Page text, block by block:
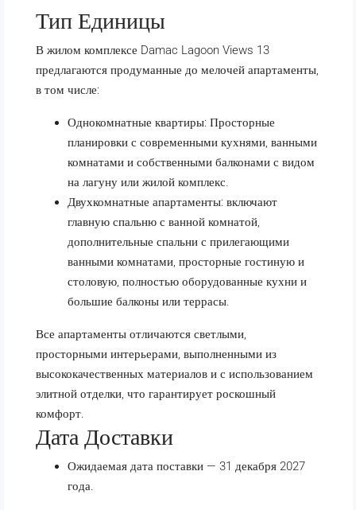
Тип Единицы
В жилом комплексе Damac Lagoon Views 13
предлагаются продуманные до мелочей апартаменты,
в том числе:
Однокомнатные квартиры: Просторные
планировки с современными кухнями, ванными
комнатами и собственными балконами с видом
на лагуну или жилой комплекс.
Двухкомнатные апартаменты: включают
главную спальню с ванной комнатой,
дополнительные спальни с прилегающими
ванными комнатами, просторные гостиную и
столовую, полностью оборудованные кухни и
большие балконы или террасы.
Все апартаменты отличаются светлыми,
просторными интерьерами, выполненными из
высококачественных материалов и с использованием
элитной отделки, что гарантирует роскошный
комфорт.
Дата Доставки
Ожидаемая дата поставки — 31 декабря 2027
года.